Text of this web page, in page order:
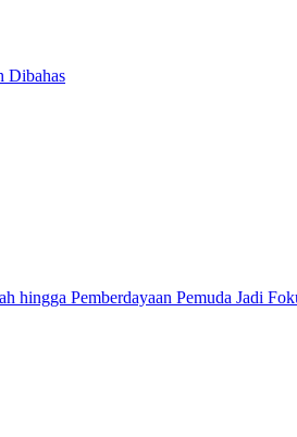
Dibahas
hingga Pemberdayaan Pemuda Jadi